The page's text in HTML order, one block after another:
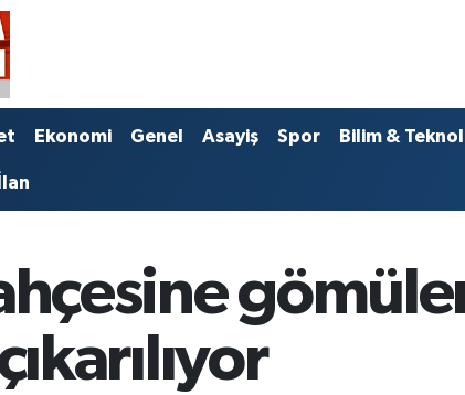
Ekonomi Genel Asayiş Spor Bilim &